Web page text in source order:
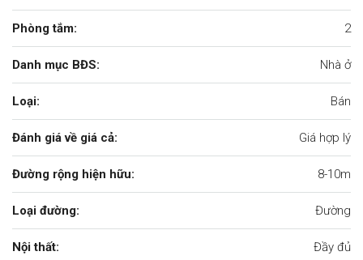
Phòng tắm: 2
Danh mục BĐS: Nhà ở
Loại: Bán
Đánh giá về giá cả: Giá hợp lý
Đường rộng hiện hữu: 8-10m
Loại đường: Đường
Nội thất: Đầy đủ